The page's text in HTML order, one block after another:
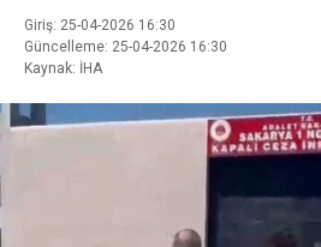
Giriş: 25-04-2026 16:30
Güncelleme: 25-04-2026 16:30
Kaynak: İHA